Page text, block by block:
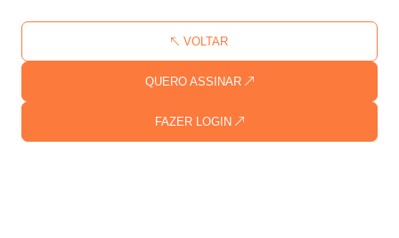
FAZER LOGIN
QUERO ASSINAR
VOLTAR